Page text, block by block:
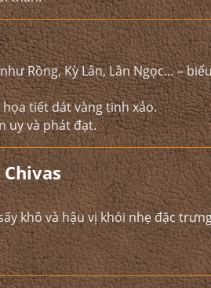
Rồng, Kỳ Lân, Lân Ngọc… –
tiết dát vàng tinh xảo.
uy và phát đạt.
khô và hậu vị khói nhẹ đặc